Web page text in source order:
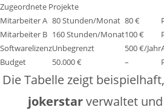
Zugeordnete Projekte
Mitarbeiter A 80 Stunden/Monat 80 €
Mitarbeiter B 160 Stunden/Monat100 €
SoftwarelizenzUnbegrenzt 500 €/Jahr
Budget
50.000 € –
Die Tabelle zeigt
jokerstarverwaltet